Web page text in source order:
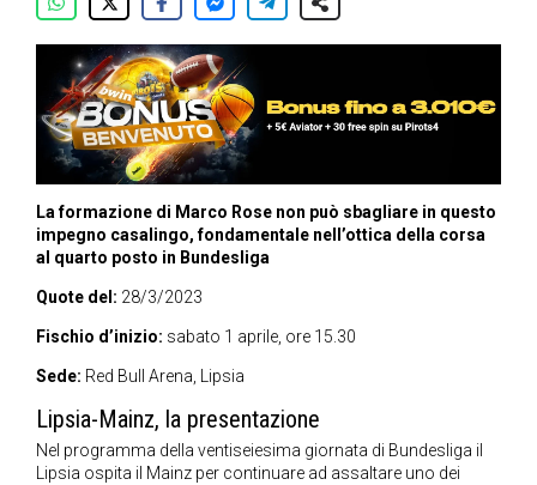
La formazione di Marco Rose non può sbagliare in questo
impegno casalingo, fondamentale nell’ottica della corsa
al quarto posto in Bundesliga
Quote del: 28/3/2023
Fischio d’inizio: sabato 1 aprile, ore 15.30
Sede: Red Bull Arena, Lipsia
Lipsia-Mainz, la presentazione
Nel programma della ventiseiesima giornata di Bundesliga il
Lipsia ospita il Mainz per continuare ad assaltare uno dei